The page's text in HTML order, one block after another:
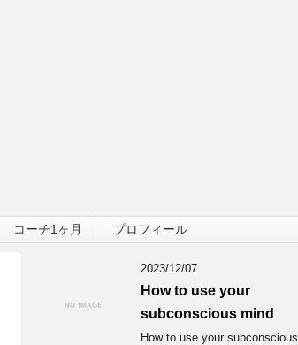
コーチ1ヶ月 プロフィール
2023/12/07
How to use your
subconscious mind
How to use your subconscious